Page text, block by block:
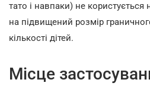
тато і навпаки) не користується
на підвищений розмір
кількості дітей.
Місце